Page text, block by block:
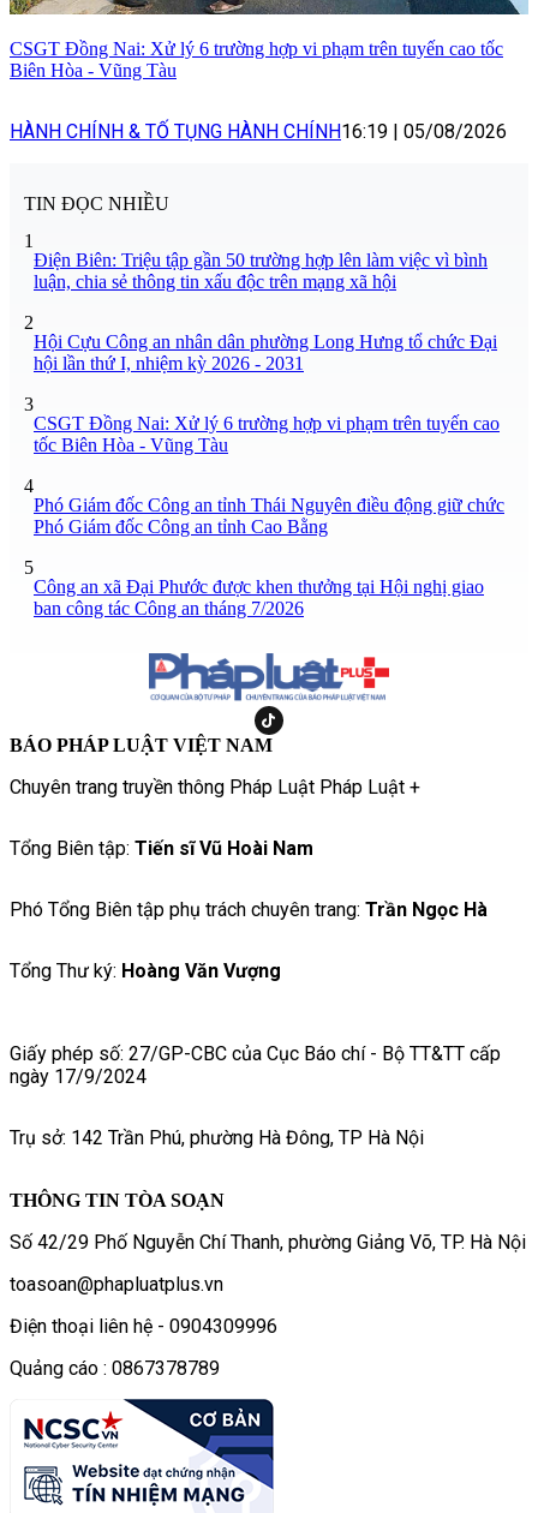
CSGT Đồng Nai: Xử lý 6 trường hợp vi phạm trên tuyến cao tốc
Biên Hòa - Vũng Tàu
HÀNH CHÍNH & TỐ TỤNG HÀNH CHÍNH16:19 | 05/08/2026
TIN ĐỌC NHIỀU
1
Điện Biên: Triệu tập gần 50 trường hợp lên làm việc vì bình
luận, chia sẻ thông tin xấu độc trên mạng xã hội
2
Hội Cựu Công an nhân dân phường Long Hưng tổ chức Đại
hội lần thứ I, nhiệm kỳ 2026 - 2031
3
CSGT Đồng Nai: Xử lý 6 trường hợp vi phạm trên tuyến cao
tốc Biên Hòa - Vũng Tàu
4
Phó Giám đốc Công an tỉnh Thái Nguyên điều động giữ chức
Phó Giám đốc Công an tỉnh Cao Bằng
5
Công an xã Đại Phước được khen thưởng tại Hội nghị giao
ban công tác Công an tháng 7/2026
BÁO PHÁP LUẬT VIỆT NAM
Chuyên trang truyền thông Pháp Luật Pháp Luật +
Tổng Biên tập: Tiến sĩ Vũ Hoài Nam
Phó Tổng Biên tập phụ trách chuyên trang: Trần Ngọc Hà
Tổng Thư ký: Hoàng Văn Vượng
Giấy phép số: 27/GP-CBC của Cục Báo chí - Bộ TT&TT cấp
ngày 17/9/2024
Trụ sở: 142 Trần Phú, phường Hà Đông, TP Hà Nội
THÔNG TIN TÒA SOẠN
Số 42/29 Phố Nguyễn Chí Thanh, phường Giảng Võ, TP. Hà Nội
toasoan@phapluatplus.vn
Điện thoại liên hệ - 0904309996
Quảng cáo : 0867378789